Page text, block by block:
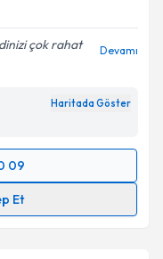
ilişkin
ediyorum.
çok rahat
Devamı
Haritada Göster
09
Et